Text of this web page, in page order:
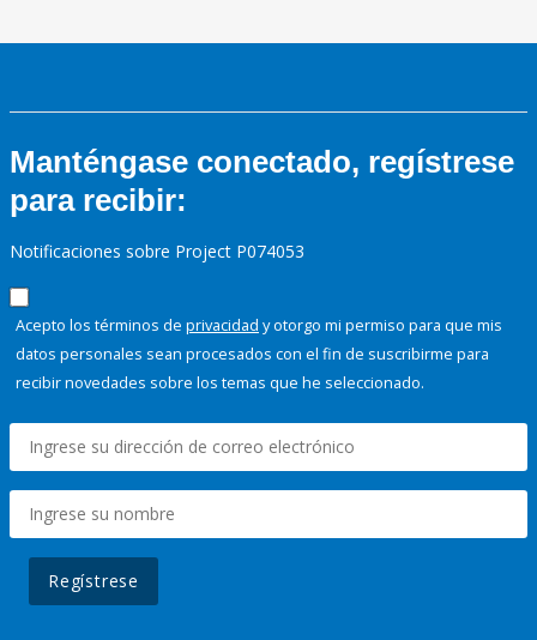
Manténgase conectado, regístrese
para recibir:
Notificaciones sobre Project P074053
Acepto los términos de privacidad y otorgo mi permiso para que mis
datos personales sean procesados con el fin de suscribirme para
recibir novedades sobre los temas que he seleccionado.
Regístrese